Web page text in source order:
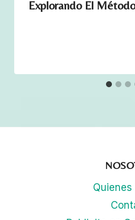
n
Explorando El
Quienes